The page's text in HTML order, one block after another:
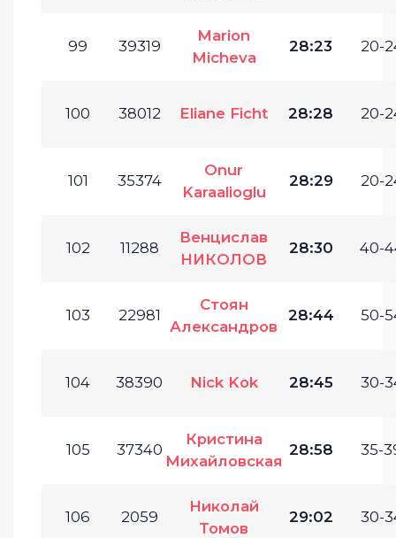
99 39319
Marion
Micheva
28:23 20-
100 38012 Eliane Ficht 28:28 20-
101 35374
Onur
Karaalioglu
28:29 20-
102 11288
Венцислав
НИКОЛОВ
28:30 40-
103 22981
Стоян
Александров
28:44 50-
104 38390 Nick Kok 28:45 30-
105 37340
Кристина
Михайловская
28:58 35-
106 2059
Николай
Томов
29:02 30-